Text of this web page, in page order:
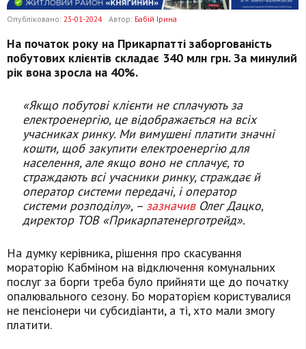
Опубліковано: 23-01-2024 Автор: Бабій Ірина
На початок року на Прикарпатті заборгованість
побутових клієнтів складає 340 млн грн. За минулий
рік вона зросла на 40%.
«Якщо побутові клієнти не сплачують за
електроенергію, це відображається на всіх
учасниках ринку. Ми вимушені платити значні
кошти, щоб закупити електроенергію для
населення, але якщо воно не сплачує, то
страждають всі учасники ринку, страждає й
оператор системи передачі, і оператор
системи розподілу», – зазначивОлег Дацко,
директор ТОВ «Прикарпатенерготрейд».
На думку керівника, рішення про скасування
мораторію Кабміном на відключення комунальних
послуг за борги треба було прийняти ще до початку
опалювального сезону. Бо мораторієм користувалися
не пенсіонери чи субсидіанти, а ті, хто мали змогу
платити.